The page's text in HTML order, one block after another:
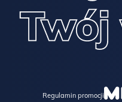
Regulamin promocji